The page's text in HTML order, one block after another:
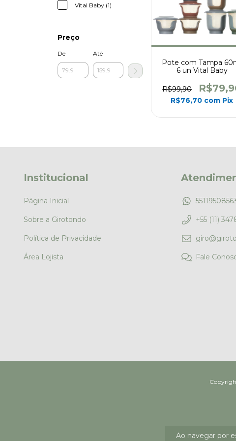
Ao navegar por
Vital Baby (1)
Preço
De Até
Pote com Tampa
6 un Vital Baby
R$99,90
R$76,70 com Pix
Institucional
Página Inicial
Sobre a Girotondo
Política de Privacidade
Área Lojista
+55 (11)
Fale
Copyright